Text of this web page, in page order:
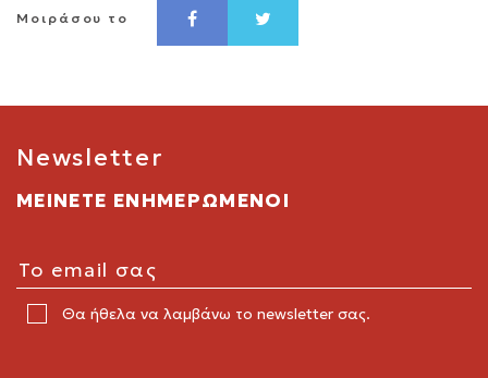
Μοιράσου το
Newsletter
ΜΕΙΝΕΤΕ ΕΝΗΜΕΡΩΜΕΝΟΙ
Θα ήθελα να λαμβάνω το newsletter σας.